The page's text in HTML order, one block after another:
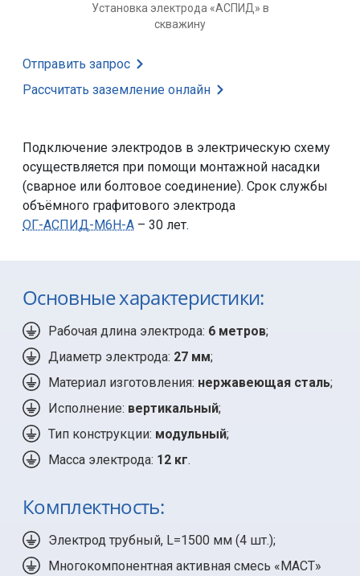
Установка электрода «АСПИД» в
скважину
Отправить запрос
Рассчитать заземление онлайн
Подключение электродов в электрическую схему
осуществляется при помощи монтажной насадки
(сварное или болтовое соединение). Срок службы
объёмного графитового электрода
ОГ-АСПИД-М6Н-А – 30 лет.
Основные характеристики:
Рабочая длина электрода: 6 метров;
Диаметр электрода: 27 мм;
Материал изготовления: нержавеющая сталь;
Исполнение: вертикальный;
Тип конструкции: модульный;
Масса электрода: 12 кг.
Комплектность:
Электрод трубный, L=1500 мм (4 шт.);
Многокомпонентная активная смесь «МАСТ»